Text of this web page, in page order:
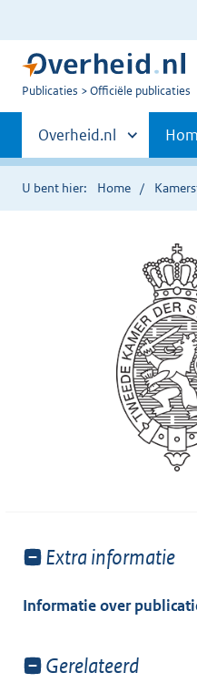
U
Publicaties Officiële publicaties
Primaire
navigatie
Andere
sites
binnen
Overheid.nl
U bent hier: Home
Toon
van:
Extra informatie
Informatie over
Toon
Gerelateerd